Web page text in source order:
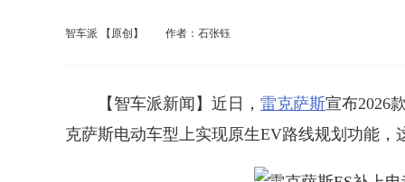
智车派 【原创】 作者：石张钰
【智车派新闻】近日， 雷克萨斯宣布2026
克萨斯电动车型上实现原生EV路线规划功能